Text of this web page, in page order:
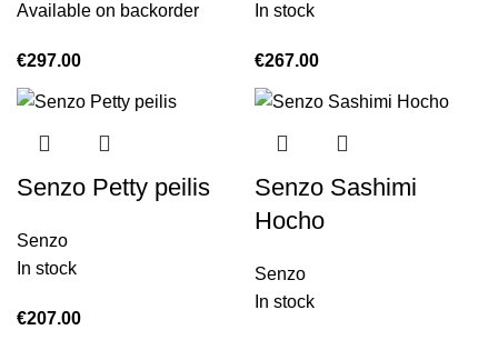
Available on backorder
€297.00
In stock
€267.00
Senzo Petty peilis
Senzo
In stock
€207.00
Senzo Sashimi
Hocho
Senzo
In stock